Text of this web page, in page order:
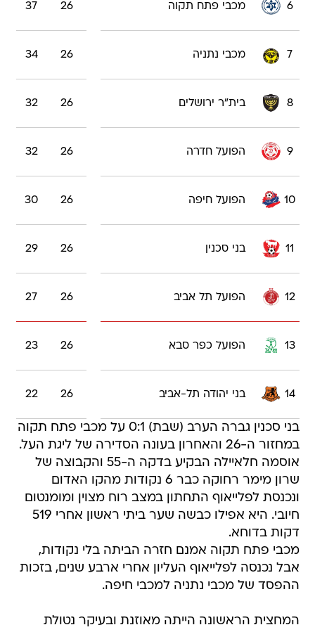
6 מכבי פתח תקוה 26
37
7 מכבי נתניה 26
34
8 בית"ר ירושלים 26
32
9 הפועל חדרה 26
32
10 הפועל חיפה 26
30
11 בני סכנין 26
29
12 הפועל תל אביב 26
27
13 הפועל כפר סבא 26
23
14 בני יהודה תל-אביב 26
22
בני סכנין גברה הערב (שבת) 0:1 על מכבי פתח תקוה
במחזור ה-26 והאחרון בעונה הסדירה של ליגת העל.
אוסמה חלאיילה הבקיע בדקה ה-55 והקבוצה של
שרון מימר רחוקה כבר 6 נקודות מהקו האדום
ונכנסת לפלייאוף התחתון במצב רוח מצוין ומומנטום
חיובי. היא אפילו כבשה שער ביתי ראשון אחרי 519
דקות בדוחא.
מכבי פתח תקוה אמנם חזרה הביתה בלי נקודות,
אבל נכנסה לפלייאוף העליון אחרי ארבע שנים, בזכות
ההפסד של מכבי נתניה למכבי חיפה.
המחצית הראשונה הייתה מאוזנת ובעיקר נטולת